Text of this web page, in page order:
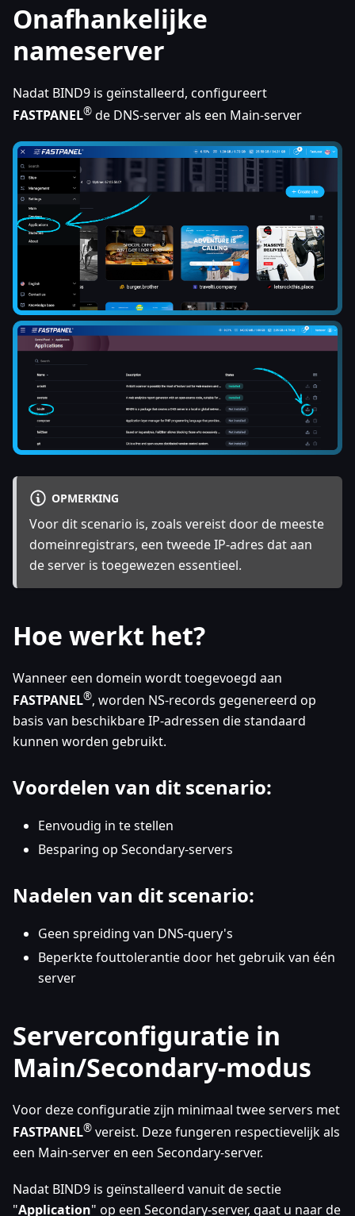
Onafhankelijke
nameserver
Nadat BIND9 is geïnstalleerd, configureert
FASTPANEL® de DNS-server als een Main-server
OPMERKING
Voor dit scenario is, zoals vereist door de meeste
domeinregistrars, een tweede IP-adres dat aan
de server is toegewezen essentieel.
Hoe werkt het?
Wanneer een domein wordt toegevoegd aan
FASTPANEL®, worden NS-records gegenereerd op
basis van beschikbare IP-adressen die standaard
kunnen worden gebruikt.
Voordelen van dit scenario:
Eenvoudig in te stellen
Besparing op Secondary-servers
Nadelen van dit scenario:
Geen spreiding van DNS-query's
Beperkte fouttolerantie door het gebruik van één
server
Serverconfiguratie in
Main/Secondary-modus
Voor deze configuratie zijn minimaal twee servers met
FASTPANEL® vereist. Deze fungeren respectievelijk als
een Main-server en een Secondary-server.
Nadat BIND9 is geïnstalleerd vanuit de sectie
"Application" op een Secondary-server, gaat u naar de